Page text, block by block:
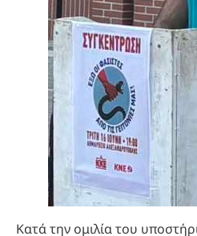
Κατά την ομιλία του